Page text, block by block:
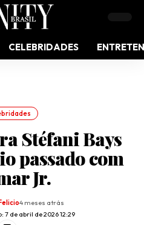
CELEBRIDADES
Stéfani Bays
passado com
Jr.
de abril de 2026 12:29
4 meses atrás